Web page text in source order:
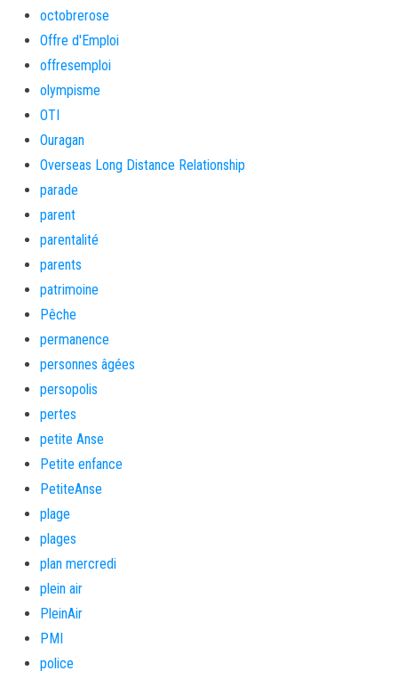
octobrerose
Offre d'Emploi
offresemploi
olympisme
OTI
Ouragan
Overseas Long Distance Relationship
parade
parent
parentalité
parents
patrimoine
Pêche
permanence
personnes âgées
persopolis
pertes
petite Anse
Petite enfance
PetiteAnse
plage
plages
plan mercredi
plein air
PleinAir
PMI
police